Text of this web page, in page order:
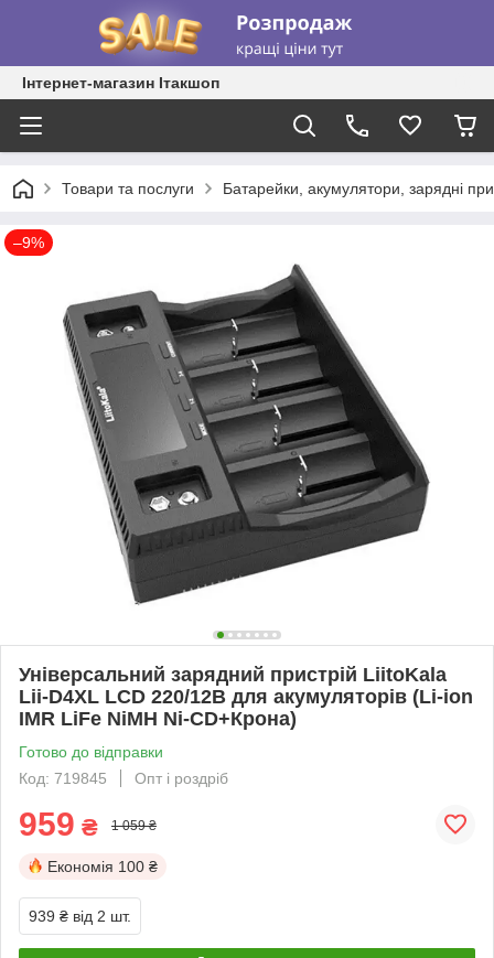
Інтернет-магазин Ітакшоп
Товари та послуги Батарейки, акумулятори, зарядні
–9%
Універсальний зарядний пристрій LiitoKala
Lii-D4XL LCD 220/12B для акумуляторів (Li-ion
IMR LiFe NiMH Ni-CD+Крона)
Готово до відправки
Код: 719845
Опт і роздріб
959 ₴ 1 059 ₴
Економія 100 ₴
939 ₴ від 2 шт.